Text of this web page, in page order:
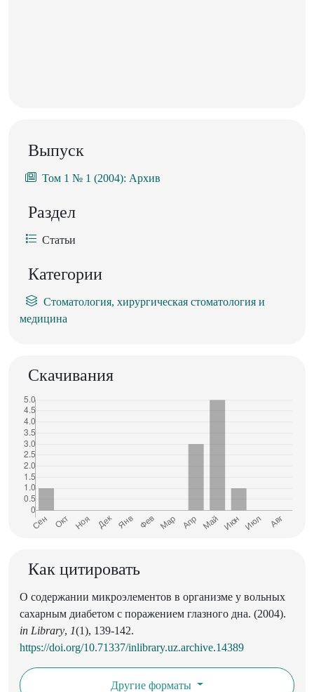
Выпуск
Том 1 № 1 (2004): Архив
Раздел
Статьи
Категории
Стоматология, хирургическая стоматология и
медицина
Скачивания
Как цитировать
О содержании микроэлементов в организме у вольных
сахарным диабетом с поражением глазного дна. (2004).
in Library, 1(1), 139-142.
https://doi.org/10.71337/inlibrary.uz.archive.14389
Другие форматы